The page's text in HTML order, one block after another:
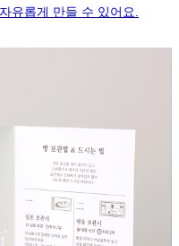
유롭게 만들 수 있어요.